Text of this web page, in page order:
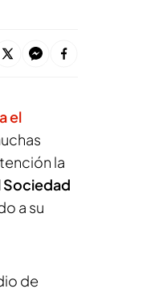
el
la
Sociedad
a su
de